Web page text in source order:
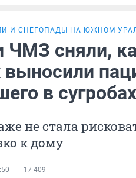
И СНЕГОПАДЫ НА ЮЖНОМ
сняли,
в
не стала
к дому
17 409